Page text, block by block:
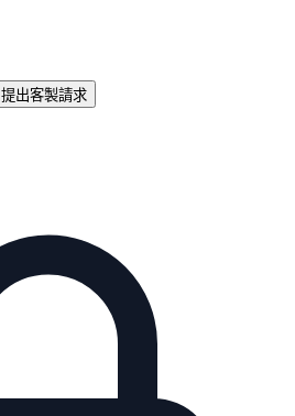
提出客製請求